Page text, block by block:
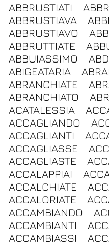
ABBRUSTIATI
ABBRUSTIAVA
ABBRUSTIAVO
ABBRUTTIATE
ABBUIASSIMO
ABIGEATARIA
ABRANCHIATE
ABRANCHIATO
ACATALESSIA
ACCAGLIANDO
ACCAGLIANTI
ACCAGLIASSE
ACCAGLIASTE
ACCALAPPIAI
ACCALCHIATE
ACCALORIATE
ACCAMBIANDO
ACCAMBIANTI
ACCAMBIASSI